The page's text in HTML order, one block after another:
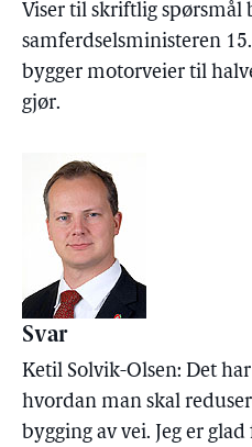
Viser til skriftlig spørsmål
samferdselsministeren
bygger motorveier til
gjør.
Svar
Ketil Solvik-Olsen: Det
hvordan man skal
bygging av vei. Jeg er